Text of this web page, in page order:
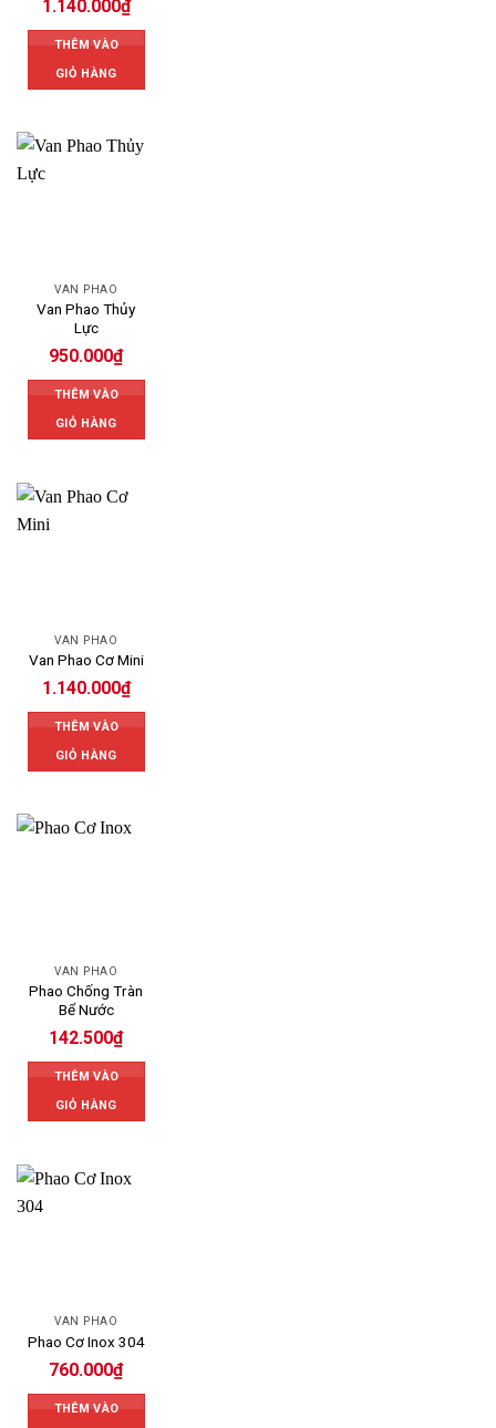
1.140.000₫
THÊM VÀO
GIỎ HÀNG
VAN PHAO
Van Phao Thủy
Lực
950.000₫
THÊM VÀO
GIỎ HÀNG
VAN PHAO
Van Phao Cơ Mini
1.140.000₫
THÊM VÀO
GIỎ HÀNG
VAN PHAO
Phao Chống Tràn
Bể Nước
142.500₫
THÊM VÀO
GIỎ HÀNG
VAN PHAO
Phao Cơ Inox 304
760.000₫
THÊM VÀO